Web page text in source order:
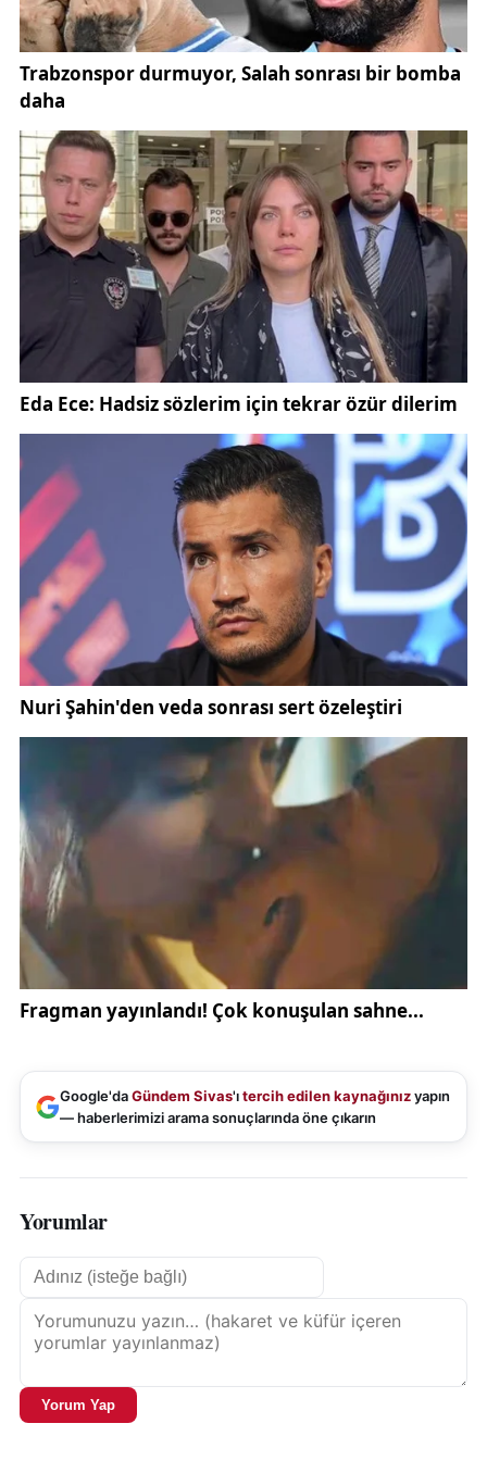
Google'daGündem Sivas'ıtercih edilen kaynağınızyapın
— haberlerimizi arama sonuçlarında öne çıkarın
Yorumlar
Yorum Yap